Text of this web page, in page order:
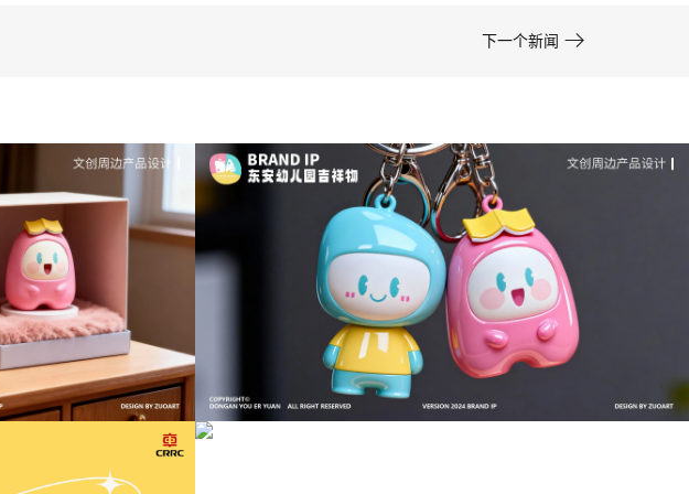
下一个新闻 
们发现这……
成功案例：品牌IP设计的视觉体系 | IP设计公司-佐
案设计